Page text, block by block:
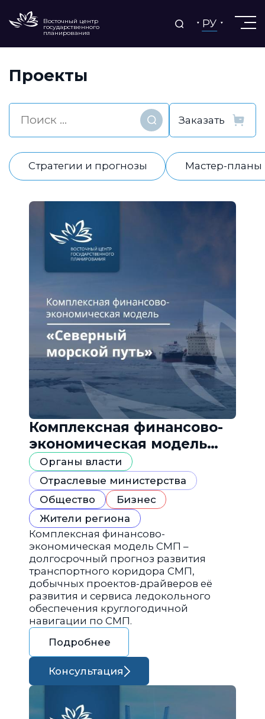
Восточный центр
государственного
планирования
РУ
Проекты
Найти
Стратегии и прогнозы Мастер-планы
Комплексная финансово-
экономическая модель
«Северный морской путь»
Органы власти
Отраслевые министерства
Общество
Бизнес
Жители региона
Комплексная финансово-
экономическая модель СМП –
долгосрочный прогноз развития
транспортного коридора СМП,
добычных проектов-драйверов её
развития и сервиса ледокольного
обеспечения круглогодичной
навигации по СМП.
Подробнее
Консультация